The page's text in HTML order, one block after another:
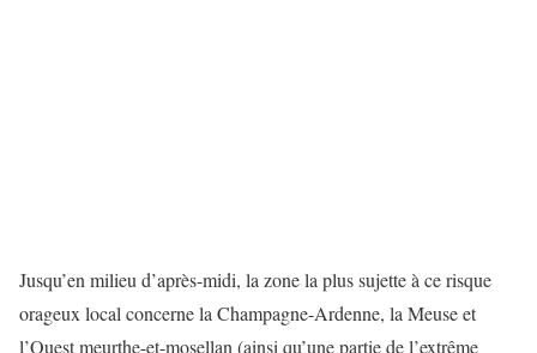
Jusqu’en milieu d’après-midi, la zone la plus sujette à ce risque
orageux local concerne la Champagne-Ardenne, la Meuse et
l’Ouest meurthe-et-mosellan (ainsi qu’une partie de l’extrême